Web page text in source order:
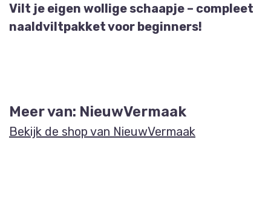
Vilt je eigen wollige schaapje – compleet
naaldviltpakket voor beginners!
Meer van: NieuwVermaak
Bekijk de shop van NieuwVermaak